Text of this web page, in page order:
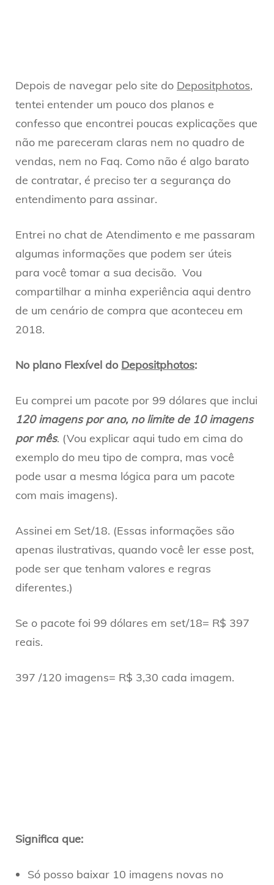
Depois de navegar pelo site do Depositphotos,
tentei entender um pouco dos planos e
confesso que encontrei poucas explicações que
não me pareceram claras nem no quadro de
vendas, nem no Faq. Como não é algo barato
de contratar, é preciso ter a segurança do
entendimento para assinar.
Entrei no chat de Atendimento e me passaram
algumas informações que podem ser úteis
para você tomar a sua decisão. Vou
compartilhar a minha experiência aqui dentro
de um cenário de compra que aconteceu em
2018.
No plano Flexível do Depositphotos:
Eu comprei um pacote por 99 dólares que inclui
120 imagens por ano, no limite de 10 imagens
por mês. (Vou explicar aqui tudo em cima do
exemplo do meu tipo de compra, mas você
pode usar a mesma lógica para um pacote
com mais imagens).
Assinei em Set/18. (Essas informações são
apenas ilustrativas, quando você ler esse post,
pode ser que tenham valores e regras
diferentes.)
Se o pacote foi 99 dólares em set/18= R$ 397
reais.
397 /120 imagens= R$ 3,30 cada imagem.
Significa que:
Só posso baixar 10 imagens novas no